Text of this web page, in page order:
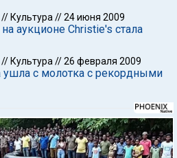
// Культура //24 июня 2009
аукционе Christie's стала
// Культура //26 февраля 2009
с молотка с рекордными